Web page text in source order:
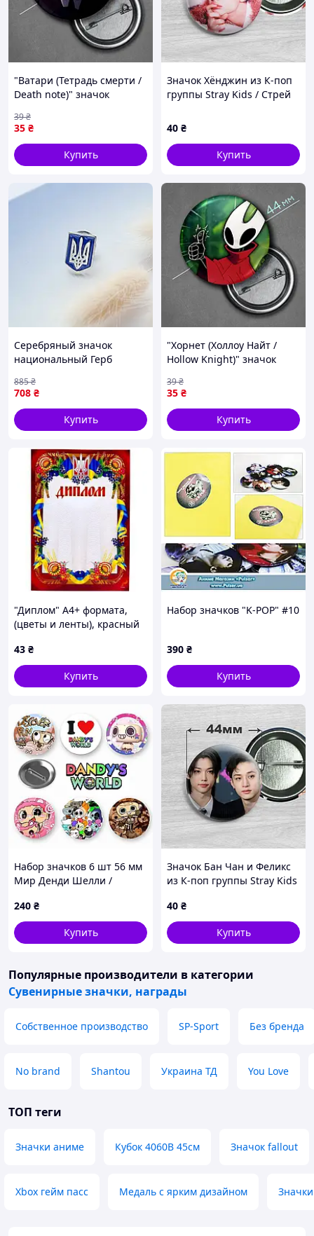
"Ватари (Тетрадь смерти /
Death note)" значок
мм
35 ₴
39₴
Купить
Значок Хёнджин из К-поп
группы Stray Kids / Стрей
40 ₴
Купить
Серебряный значок
национальный Герб
708 ₴
885₴
Купить
"Хорнет (Холлоу Найт /
Hollow Knight)" значок
мм
35 ₴
39₴
Купить
"Диплом" А4+ формата,
(цветы и ленты), красный
43 ₴
Купить
Набор значков "K-POP" #10
390 ₴
Купить
Набор значков 6 шт 56 мм
Мир Денди Шелли /
240 ₴
Купить
Значок Бан Чан и Феликс
из К-поп группы Stray Kids
40 ₴
Купить
Популярные производители в категории
Сувенирные значки, награды
Собственное производство SP-Sport Без бренда
No brand Shantou Украина ТД You Love
ТОП теги
Значки аниме Кубок 4060В 45см Значок fallout
Xbox гейм пасс Медаль с ярким дизайном